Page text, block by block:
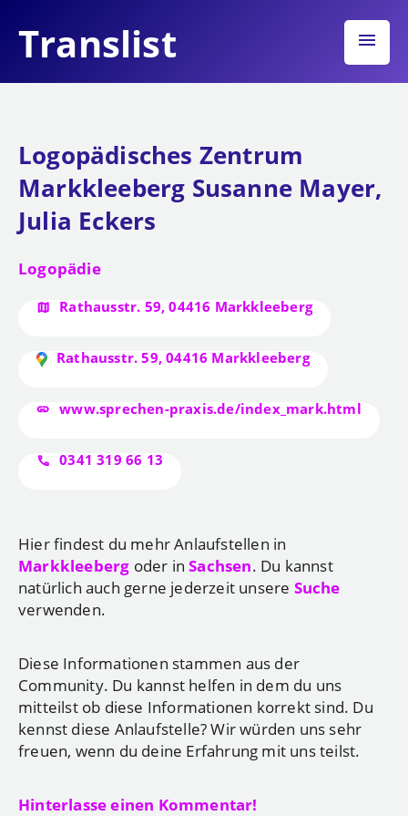
Translist menu
Logopädisches Zentrum
Markkleeberg Susanne Mayer,
Julia Eckers
Logopädie
Rathausstr. 59, 04416 Markkleeberg
Rathausstr. 59, 04416 Markkleeberg
www.sprechen-praxis.de/index_mark.html
0341 319 66 13
Hier findest du mehr Anlaufstellen in
Markkleeberg oder inSachsen. Du kannst
natürlich auch gerne jederzeit unsere Suche
verwenden.
Diese Informationen stammen aus der
Community. Du kannst helfen in dem du uns
mitteilst ob diese Informationen korrekt sind. Du
kennst diese Anlaufstelle? Wir würden uns sehr
freuen, wenn du deine Erfahrung mit uns teilst.
Hinterlasse einen Kommentar!